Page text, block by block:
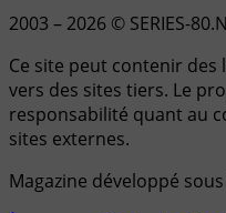
2003 – 2026 © SERIES-
Ce site peut contenir
vers des sites tiers. Le
responsabilité quant au
sites externes.
Magazine développé